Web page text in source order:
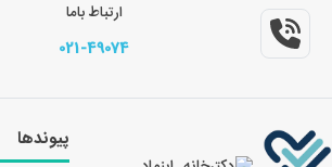
ارتباط باما
021-49074
پیوندها